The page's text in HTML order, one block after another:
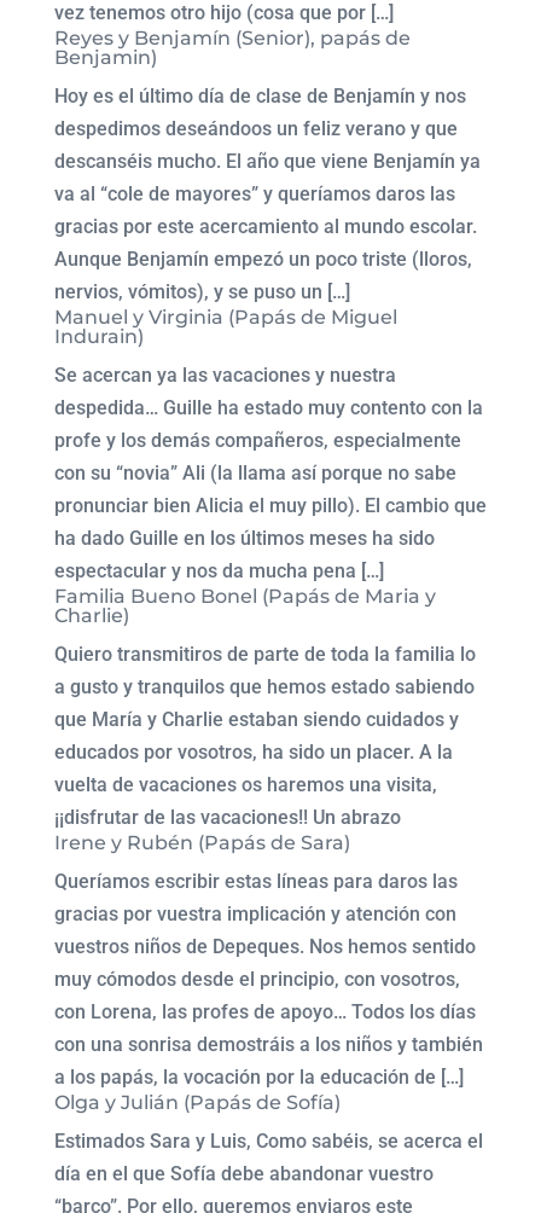
vez tenemos otro hijo (cosa que por […]
Reyes y Benjamín (Senior), papás de
Benjamin)
Hoy es el último día de clase de Benjamín y nos
despedimos deseándoos un feliz verano y que
descanséis mucho. El año que viene Benjamín ya
va al “cole de mayores” y queríamos daros las
gracias por este acercamiento al mundo escolar.
Aunque Benjamín empezó un poco triste (lloros,
nervios, vómitos), y se puso un […]
Manuel y Virginia (Papás de Miguel
Indurain)
Se acercan ya las vacaciones y nuestra
despedida… Guille ha estado muy contento con la
profe y los demás compañeros, especialmente
con su “novia” Ali (la llama así porque no sabe
pronunciar bien Alicia el muy pillo). El cambio que
ha dado Guille en los últimos meses ha sido
espectacular y nos da mucha pena […]
Familia Bueno Bonel (Papás de Maria y
Charlie)
Quiero transmitiros de parte de toda la familia lo
a gusto y tranquilos que hemos estado sabiendo
que María y Charlie estaban siendo cuidados y
educados por vosotros, ha sido un placer. A la
vuelta de vacaciones os haremos una visita,
¡¡disfrutar de las vacaciones!! Un abrazo
Irene y Rubén (Papás de Sara)
Queríamos escribir estas líneas para daros las
gracias por vuestra implicación y atención con
vuestros niños de Depeques. Nos hemos sentido
muy cómodos desde el principio, con vosotros,
con Lorena, las profes de apoyo… Todos los días
con una sonrisa demostráis a los niños y también
a los papás, la vocación por la educación de […]
Olga y Julián (Papás de Sofía)
Estimados Sara y Luis, Como sabéis, se acerca el
día en el que Sofía debe abandonar vuestro
“barco”. Por ello, queremos enviaros este